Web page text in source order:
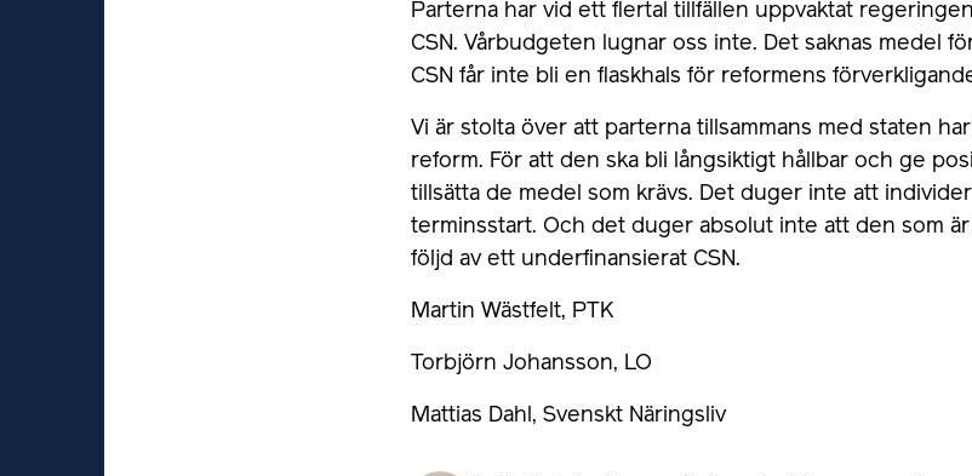
Parterna har vid ett flertal tillfällen uppvaktat
CSN. Vårbudgeten lugnar oss inte. Det saknas medel
CSN får inte bli en flaskhals för reformens
Vi är stolta över att parterna tillsammans med staten
reform. För att den ska bli långsiktigt hållbar och ge
tillsätta de medel som krävs. Det duger inte att
termins­start. Och det duger absolut inte att den som
följd av ett underfinansierat CSN.
Martin Wästfelt, PTK
Torbjörn Johansson, LO
Mattias Dahl, Svenskt Näringsliv